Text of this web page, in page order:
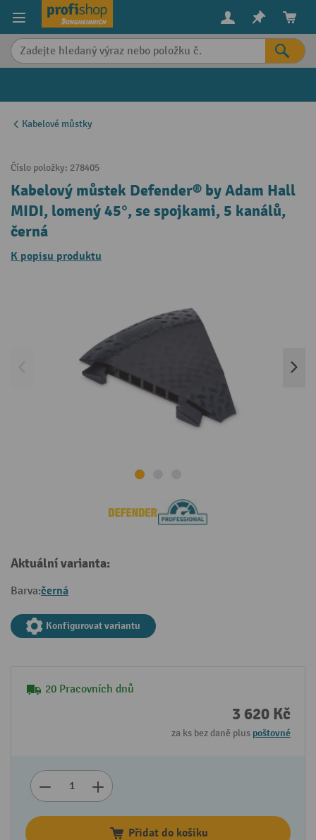
content
Kabelové můstky
Číslo položky: 278405
Kabelový můstek Defender® by Adam Hall
MIDI, lomený 45°, se spojkami, 5 kanálů,
černá
K popisu produktu
Aktuální varianta:
Barva:černá
Konfigurovat variantu
20 Pracovních dnů
3 620 Kč
za ks bez daně plus poštovné
Přidat do košíku